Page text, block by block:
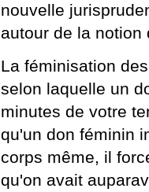
nouvelle
autour de la
La féminisation
selon laquelle un
minutes de votre
qu'un don féminin
corps même, il
qu'on avait